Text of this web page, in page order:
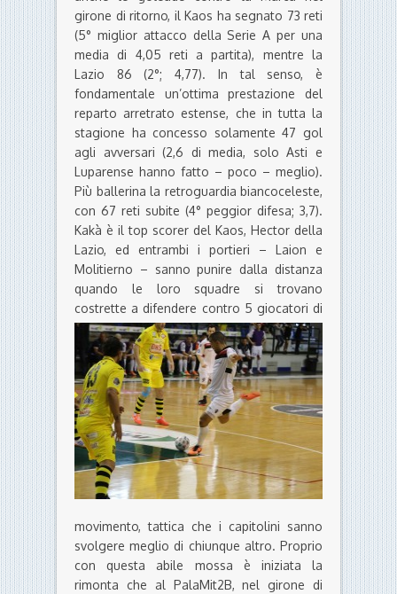
girone di ritorno, il Kaos ha segnato 73 reti
(5° miglior attacco della Serie A per una
media di 4,05 reti a partita), mentre la
Lazio 86 (2°; 4,77). In tal senso, è
fondamentale un’ottima prestazione del
reparto arretrato estense, che in tutta la
stagione ha concesso solamente 47 gol
agli avversari (2,6 di media, solo Asti e
Luparense hanno fatto – poco – meglio).
Più ballerina la retroguardia biancoceleste,
con 67 reti subite (4° peggior difesa; 3,7).
Kakà è il top scorer del Kaos, Hector della
Lazio, ed entrambi i portieri – Laion e
Molitierno – sanno punire dalla distanza
quando le loro squadre si trovano
costrette a difendere contro 5 giocatori di
movimento, tattica che i capitolini sanno
svolgere meglio di chiunque altro. Proprio
con questa abile mossa è iniziata la
rimonta che al PalaMit2B, nel girone di